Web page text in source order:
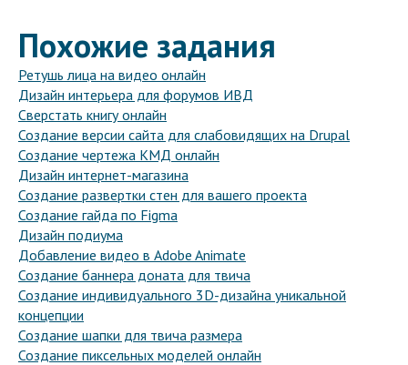
Похожие задания
Ретушь лица на видео онлайн
Дизайн интерьера для форумов ИВД
Сверстать книгу онлайн
Создание версии сайта для слабовидящих на Drupal
Создание чертежа КМД онлайн
Дизайн интернет-магазина
Создание развертки стен для вашего проекта
Создание гайда по Figma
Дизайн подиума
Добавление видео в Adobe Animate
Создание баннера доната для твича
Создание индивидуального 3D-дизайна уникальной
концепции
Создание шапки для твича размера
Создание пиксельных моделей онлайн